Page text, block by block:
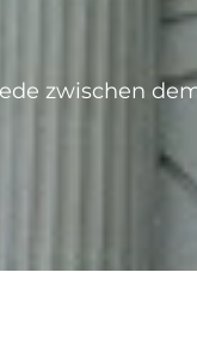
zwischen